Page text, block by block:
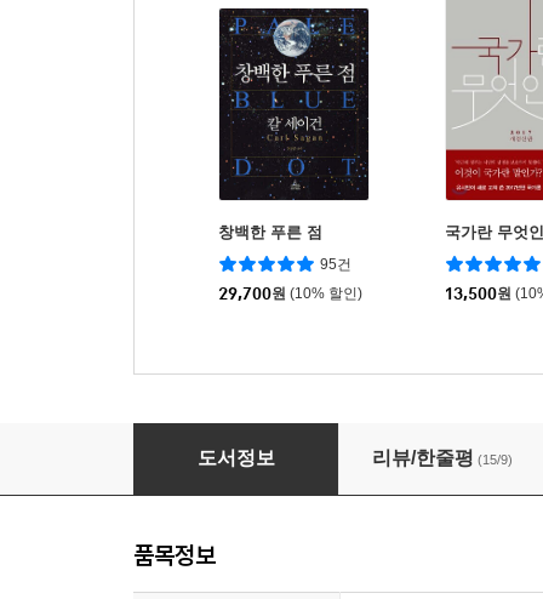
창백한 푸른 점
95건
29,700원 (10% 할인)
국가란 무엇
13,500원
NASA 행성을 기록하다
도서정보 리뷰/한줄평 (15/9)
품목정보